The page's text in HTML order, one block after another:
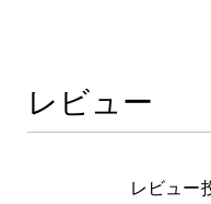
レビュー
レビュー